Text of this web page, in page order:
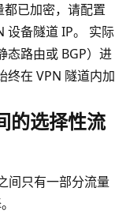
已加密，请配置
设备隧道 IP。 实际
态路由或 BGP）进
终在 VPN 隧道内加
的选择性流
间只有一部分流量